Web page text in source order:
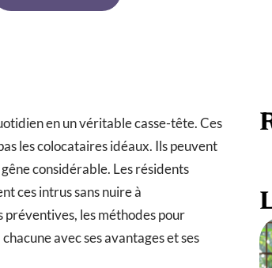
en un véritable casse-tête. Ces
les colocataires idéaux. Ils peuvent
considérable. Les résidents
ces intrus sans nuire à
préventives, les méthodes pour
avec ses avantages et ses